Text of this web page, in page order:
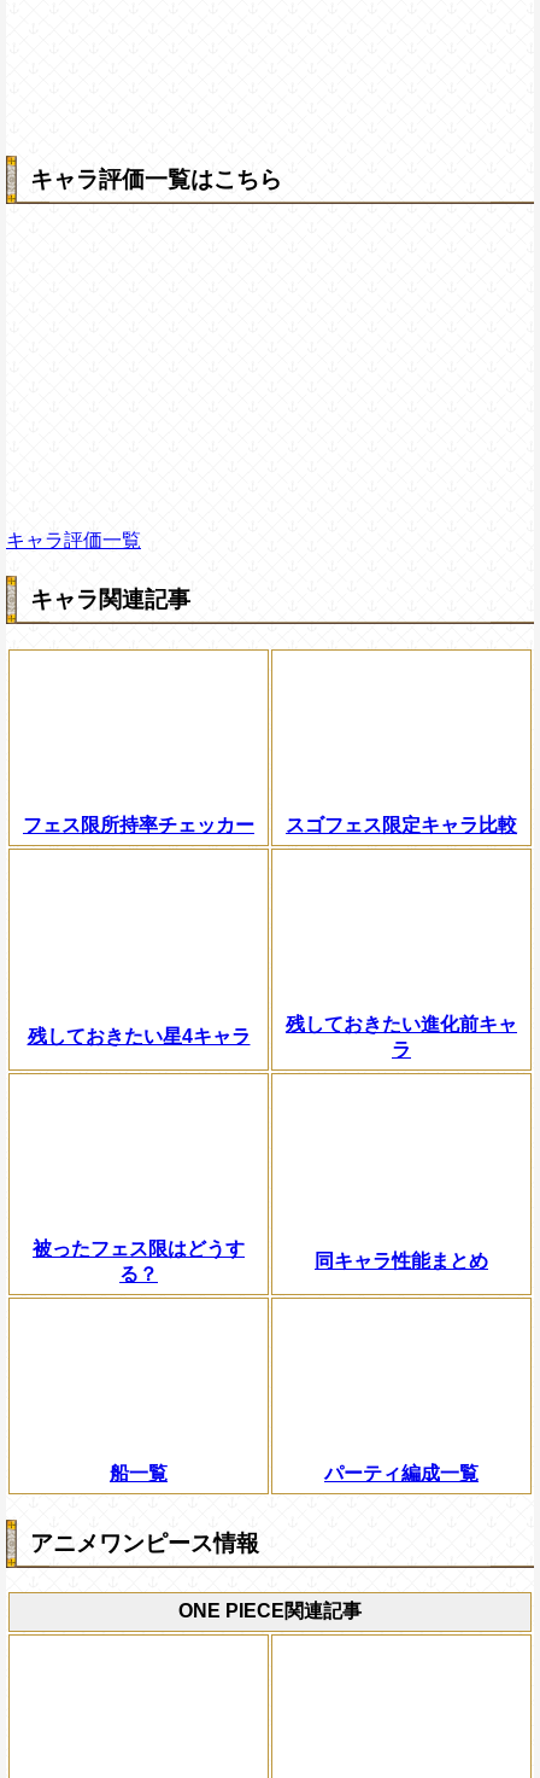
キャラ評価一覧はこちら
キャラ評価一覧
キャラ関連記事
フェス限所持率チェッカー スゴフェス限定キャラ比較
残しておきたい星4キャラ
残しておきたい進化前キャ
ラ
被ったフェス限はどうす
る？
同キャラ性能まとめ
船一覧 パーティ編成一覧
アニメワンピース情報
ONE PIECE関連記事